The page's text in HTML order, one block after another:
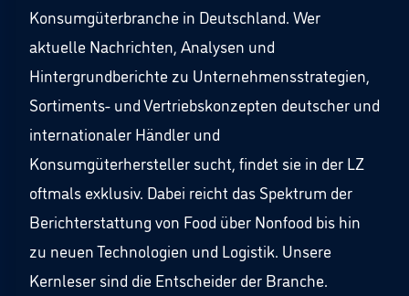
Konsumgüterbranche in Deutschland. Wer
aktuelle Nachrichten, Analysen und
Hintergrundberichte zu Unternehmensstrategien,
Sortiments- und Vertriebskonzepten deutscher und
internationaler Händler und
Konsumgüterhersteller sucht, findet sie in der LZ
oftmals exklusiv. Dabei reicht das Spektrum der
Berichterstattung von Food über Nonfood bis hin
zu neuen Technologien und Logistik. Unsere
Kernleser sind die Entscheider der Branche.